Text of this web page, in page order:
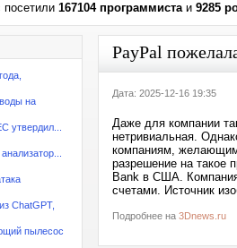
посетили 167104 программистаи 9285
на
утвердил...
ChatGPT,
пылесос
PayPal
Дата: 2025-12-16 19:35
Даже для компании
нетривиальная.
компаниям, желающим
разрешение на такое
Bank в США. Компания
счетами. Источник
Подробнее на 3Dnews.ru